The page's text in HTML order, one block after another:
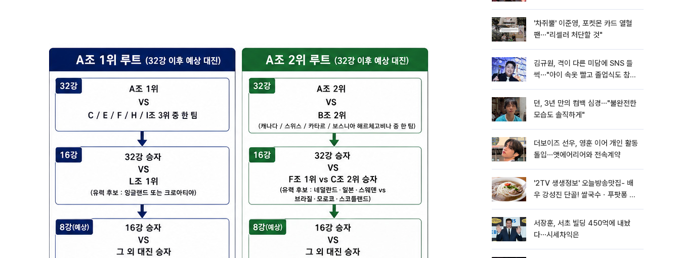
'차쥐뿔' 이준영, 포켓몬 카드 열혈
팬⋯"리셀러 처단할 것"
김규원, 격이 다른 미담에 SNS 들
썩⋯"아이 속옷 빨고 졸업식도 참
던, 3년 만의 컴백 심경⋯"불완전한
모습도 솔직하게"
더보이즈 선우, 영훈 이어 개인 활동
돌입⋯앳에어리어와 전속계약
'2TV 생생정보' 오늘방송맛집- 배
우 강성진 단골! 쌀국수ㆍ푸팟퐁 커
서장훈, 서초 빌딩 450억에 내놨
다⋯시세차익은